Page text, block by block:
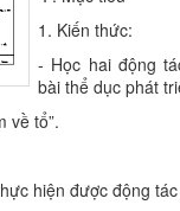
1. Kiến thức:
- Học hai động
bài thể dục phát
về tổ”.
hiện được động